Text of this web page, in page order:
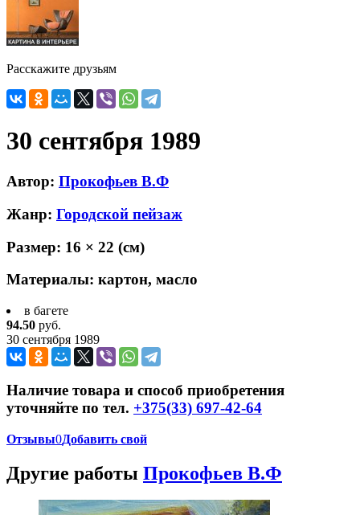
Расскажите друзьям
30 сентября 1989
Автор: Прокофьев В.Ф
Жанр: Городской пейзаж
Размер: 16 × 22 (см)
Материалы: картон, масло
в багете
94.50 руб.
30 сентября 1989
Наличие товара и способ приобретения
уточняйте по тел. +375(33) 697-42-64
Отзывы0Добавить свой
Другие работы Прокофьев В.Ф